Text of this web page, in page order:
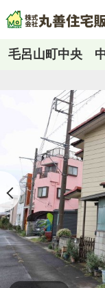
毛呂山町中央